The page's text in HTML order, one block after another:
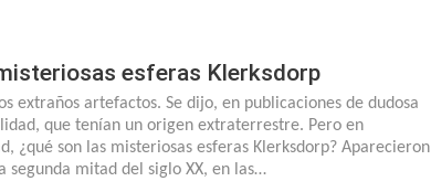
esferas Klerksdorp
extraños artefactos. Se dijo, en publicaciones de dudosa
que tenían un origen extraterrestre. Pero en
¿qué son las misteriosas esferas Klerksdorp? Aparecieron
segunda mitad del siglo XX, en las…